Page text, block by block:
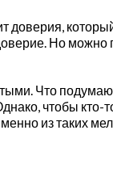
доверия,
Но
Что
чтобы
из таких